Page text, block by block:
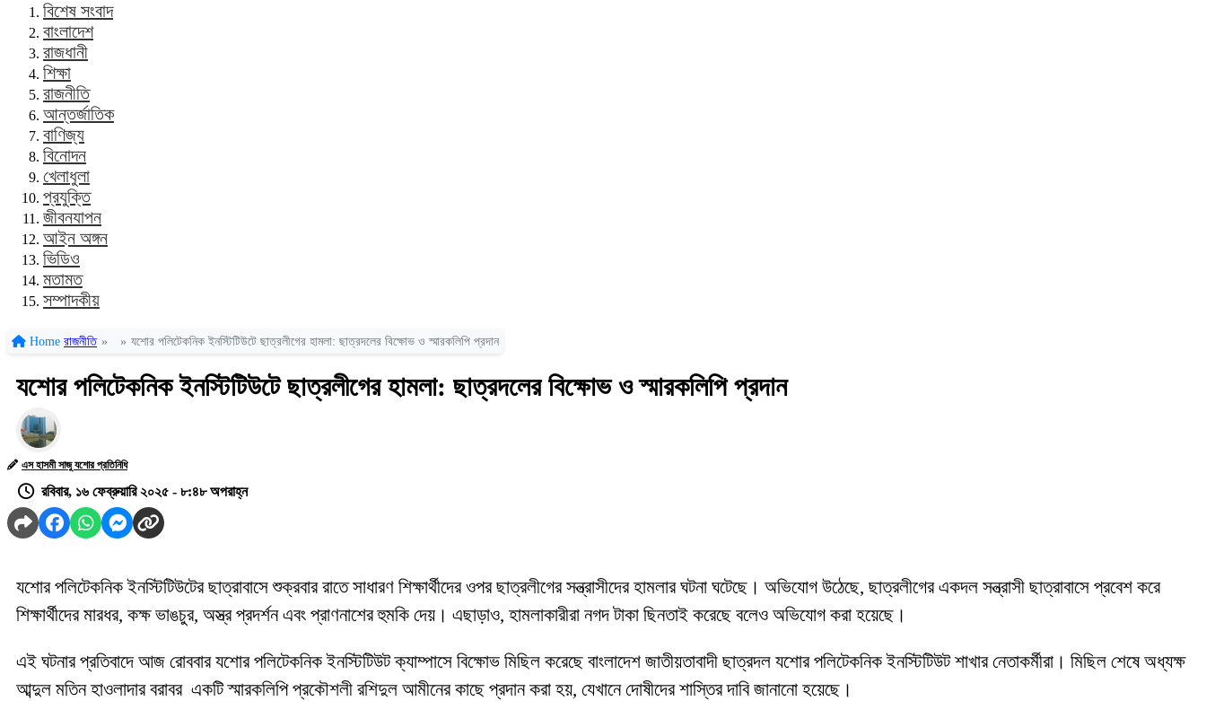
বিশেষ সংবাদ
বাংলাদেশ
রাজধানী
শিক্ষা
রাজনীতি
আন্তর্জাতিক
বাণিজ্য
বিনোদন
খেলাধুলা
প্রযুক্তি
জীবনযাপন
আইন অঙ্গন
ভিডিও
মতামত
সম্পাদকীয়
Home রাজনীতি » » যশোর পলিটেকনিক ইনস্টিটিউটে ছাত্রলীগের হামলা: ছাত্রদলের বিক্ষোভ ও স্মারকলিপি প্রদান
যশোর পলিটেকনিক ইনস্টিটিউটে ছাত্রলীগের হামলা: ছাত্রদলের বিক্ষোভ ও স্মারকলিপি প্রদান
এস হাসমী সাজু যশোর প্রতিনিধি
রবিবার, ১৬ ফেব্রুয়ারি ২০২৫ - ৮:৪৮ অপরাহ্ন
যশোর পলিটেকনিক ইনস্টিটিউটের ছাত্রাবাসে শুক্রবার রাতে সাধারণ শিক্ষার্থীদের ওপর ছাত্রলীগের সন্ত্রাসীদের হামলার ঘটনা ঘটেছে। অভিযোগ উঠেছে, ছাত্রলীগের একদল সন্ত্রাসী ছাত্রাবাসে প্রবেশ করে
শিক্ষার্থীদের মারধর, কক্ষ ভাঙচুর, অস্ত্র প্রদর্শন এবং প্রাণনাশের হুমকি দেয়। এছাড়াও, হামলাকারীরা নগদ টাকা ছিনতাই করেছে বলেও অভিযোগ করা হয়েছে।
এই ঘটনার প্রতিবাদে আজ রোববার যশোর পলিটেকনিক ইনস্টিটিউট ক্যাম্পাসে বিক্ষোভ মিছিল করেছে বাংলাদেশ জাতীয়তাবাদী ছাত্রদল যশোর পলিটেকনিক ইনস্টিটিউট শাখার নেতাকর্মীরা। মিছিল শেষে অধ্যক্ষ
আব্দুল মতিন হাওলাদার বরাবর একটি স্মারকলিপি প্রকৌশলী রশিদুল আমীনের কাছে প্রদান করা হয়, যেখানে দোষীদের শাস্তির দাবি জানানো হয়েছে।